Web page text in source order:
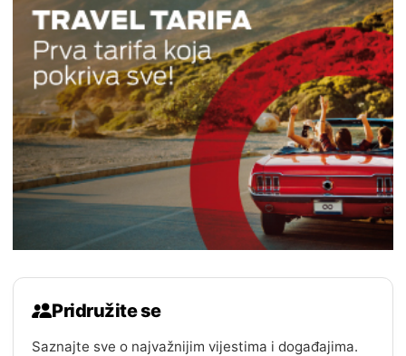
Pridružite se
Saznajte sve o najvažnijim vijestima i događajima.